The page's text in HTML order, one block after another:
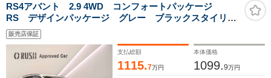
RS4アバント 2.9 4WD コンフォートパッケージ
RS デザインパッケージ グレー ブラックスタイリン
グパッケージ RSスポーツエキゾーストシステム デコ
ラティブパネル カーボンツイル TV カラードブレー
キキャリパーレッド
販売店保証
支払総額
1115.7万円
本体価格
1099.9万円